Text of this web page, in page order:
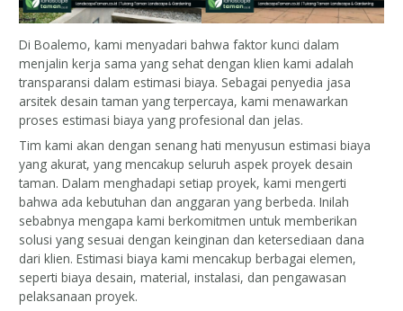
Di Boalemo, kami menyadari bahwa faktor kunci dalam
menjalin kerja sama yang sehat dengan klien kami adalah
transparansi dalam estimasi biaya. Sebagai penyedia jasa
arsitek desain taman yang terpercaya, kami menawarkan
proses estimasi biaya yang profesional dan jelas.
Tim kami akan dengan senang hati menyusun estimasi biaya
yang akurat, yang mencakup seluruh aspek proyek desain
taman. Dalam menghadapi setiap proyek, kami mengerti
bahwa ada kebutuhan dan anggaran yang berbeda. Inilah
sebabnya mengapa kami berkomitmen untuk memberikan
solusi yang sesuai dengan keinginan dan ketersediaan dana
dari klien. Estimasi biaya kami mencakup berbagai elemen,
seperti biaya desain, material, instalasi, dan pengawasan
pelaksanaan proyek.